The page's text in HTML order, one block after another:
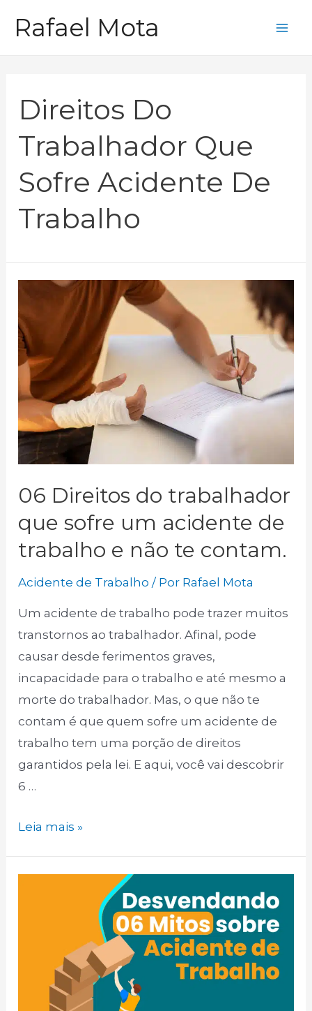
paraRafael Mota
Direitos Do
Trabalhador Que
Sofre Acidente De
Trabalho
06 Direitos do trabalhador
que sofre um acidente de
trabalho e não te contam.
Acidente de Trabalho / Por Rafael Mota
Um acidente de trabalho pode trazer muitos
transtornos ao trabalhador. Afinal, pode
causar desde ferimentos graves,
incapacidade para o trabalho e até mesmo a
morte do trabalhador. Mas, o que não te
contam é que quem sofre um acidente de
trabalho tem uma porção de direitos
garantidos pela lei. E aqui, você vai descobrir
6 …
06
acidente
Leia mais »